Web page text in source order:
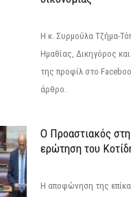
Η κ. Συρμούλα Τζήμα-
Ημαθίας, Δικηγόρος
της προφίλ στο
άρθρο.
Ο Προαστιακός
ερώτηση του
Η αποφώνηση της